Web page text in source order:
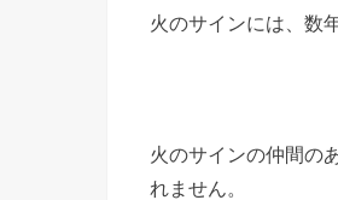
火のサインには、数
火のサインの仲間の
れません。